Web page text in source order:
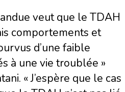
veut que le TDAH
comportements et
d’une faible
à une vie troublée »
« J’espère que le cas